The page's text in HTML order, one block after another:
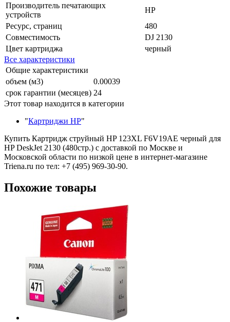
Производитель печатающих
устройств
HP
Ресурс, страниц
480
Совместимость
DJ 2130
Цвет картриджа
черный
Все характеристики
Общие характеристики
объем (м3)
0.00039
срок гарантии (месяцев) 24
Этот товар находится в категории
"Картриджи HP"
Купить Картридж струйный HP 123XL F6V19AE черный для
HP DeskJet 2130 (480стр.) с доставкой по Москве и
Московской области по низкой цене в интернет-магазине
Triena.ru по тел: +7 (495) 969-30-90.
Похожие товары